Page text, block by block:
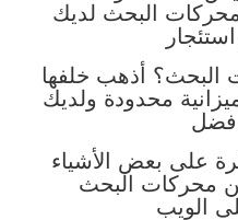
البحث لديك
أذهب خلفها
محدودة ولديك
أفضل
على بعض الأشياء
محركات البحث
الويب